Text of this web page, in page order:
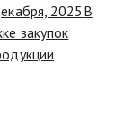
2025 В
закупок